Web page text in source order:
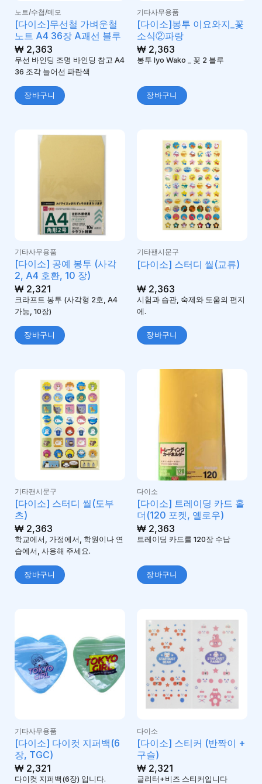
노트/수첩/메모
[다이소]무선철 가벼운철
노트 A4 36장 A괘선 블루
₩2,363
무선 바인딩 조명 바인딩 참고 A4
36 조각 늘어선 파란색
장바구니
기타사무용품
[다이소]봉투 이요와지_꽃
소식②파랑
₩2,363
봉투 Iyo Wako _ 꽃 2 블루
장바구니
기타사무용품
[다이소] 공예 봉투 (사각
2, A4 호환, 10 장)
₩2,321
크라프트 봉투 (사각형 2호, A4
가능, 10장)
장바구니
기타팬시문구
[다이소] 스터디 씰(교류)
₩2,363
시험과 습관, 숙제와 도움의 편지
에.
장바구니
기타팬시문구
[다이소] 스터디 씰(도부
츠)
₩2,363
학교에서, 가정에서, 학원이나 연
습에서, 사용해 주세요.
장바구니
다이소
[다이소] 트레이딩 카드 홀
더(120 포켓, 옐로우)
₩2,363
트레이딩 카드를 120장 수납
장바구니
기타사무용품
[다이소] 다이컷 지퍼백(6
장, TGC)
₩2,321
다이컷 지퍼백(6장) 입니다.
다이소
[다이소] 스티커 (반짝이 +
구슬)
₩2,321
글리터+비즈 스티커입니다